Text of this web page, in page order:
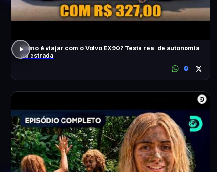
Como é viajar com o Volvo EX90? Teste real de autonomia
na estrada